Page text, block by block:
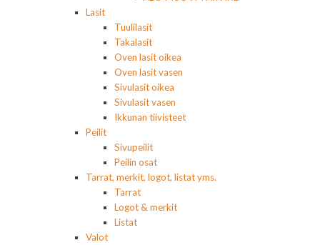
Lasit
Tuulilasit
Takalasit
Oven lasit oikea
Oven lasit vasen
Sivulasit oikea
Sivulasit vasen
Ikkunan tiivisteet
Peilit
Sivupeilit
Peilin osat
Tarrat, merkit, logot, listat yms.
Tarrat
Logot & merkit
Listat
Valot